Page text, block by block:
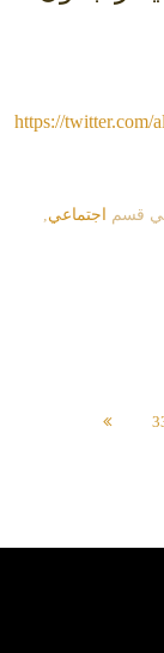
https://twitter.com/
قسم اجتماعي,